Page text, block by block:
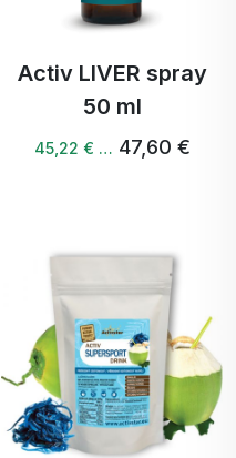
Activ LIVER spray
50 ml
45,22 € … 47,60 €